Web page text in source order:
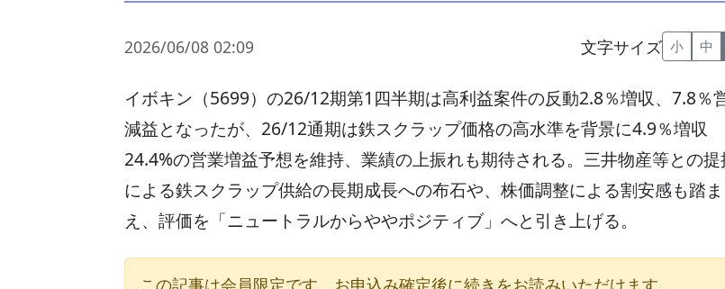
2026/06/08 02:09 文字サイズ 小 中
イボキン（5699）の26/12期第1四半期は高利益案件の反動2.8％増収、7.8％
減益となったが、26/12通期は鉄スクラップ価格の高水準を背景に4.9％増収
24.4%の営業増益予想を維持、業績の上振れも期待される。三井物産等との提
による鉄スクラップ供給の長期成長への布石や、株価調整による割安感も踏ま
え、評価を「ニュートラルからややポジティブ」へと引き上げる。
この記事は会員限定です。お申込み確定後に続きをお読みいただけます。